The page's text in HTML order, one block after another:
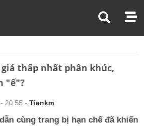
Xe
giá thấp nhất phân khúc,
"ế"?
20:55 - Tienkm
cùng trang bị hạn chế đã khiến